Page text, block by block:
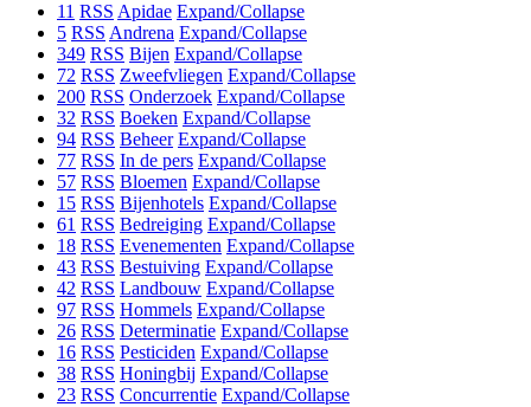
11 RSS Apidae Expand/Collapse
5 RSS Andrena Expand/Collapse
349 RSS Bijen Expand/Collapse
72 RSS Zweefvliegen Expand/Collapse
200 RSS Onderzoek Expand/Collapse
32 RSS Boeken Expand/Collapse
94 RSS Beheer Expand/Collapse
77 RSS In de pers Expand/Collapse
57 RSS Bloemen Expand/Collapse
15 RSS Bijenhotels Expand/Collapse
61 RSS Bedreiging Expand/Collapse
18 RSS Evenementen Expand/Collapse
43 RSS Bestuiving Expand/Collapse
42 RSS Landbouw Expand/Collapse
97 RSS Hommels Expand/Collapse
26 RSS Determinatie Expand/Collapse
16 RSS Pesticiden Expand/Collapse
38 RSS Honingbij Expand/Collapse
23 RSS Concurrentie Expand/Collapse